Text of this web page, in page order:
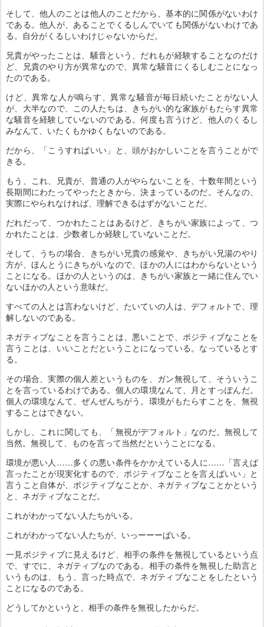
そして、他人のことは他人のことだから、基本的に関係がないわけ
である。他人が、あることでくるしんでいても関係がないわけであ
る。自分がくるしいわけじゃないからだ。
兄貴がやったことは、騒音という、だれもが経験することなのだけ
ど、兄貴のやり方が異常なので、異常な騒音にくるしむことになっ
たのである。
けど、異常な人が鳴らす、異常な騒音が毎日続いたことがない人
が、大半なので、この人たちは、きちがい的な家族がもたらす異常
な騒音を経験していないのである。何度も言うけど、他人のくるし
みなんて、いたくもかゆくもないのである。
だから、「こうすればいい」と、頭がおかしいことを言うことがで
きる。
もう、これ、兄貴が、普通の人がやらないことを、十数年間という
長期間にわたってやったときから、決まっているのだ。そんなの、
実際にやられなければ、理解できるはずがないことだ。
だれだって、つかれたことはあるけど、きちがい家族によって、つ
かれたことは、少数者しか経験していないことだ。
そして、うちの場合、きちがい兄貴の感覚や、きちがい兄湯のやり
方が、ほんとうにきちがいなので、ほかの人にはわからないという
ことになる。ほかの人というのは、きちがい家族と一緒に住んでい
ないほかの人という意味だ。
すべての人とは言わないけど、たいていの人は、デフォルトで、理
解しないのである。
ネガティブなことを言うことは、悪いことで、ポジティブなことを
言うことは、いいことだということになっている。なっているとす
る。
その場合、実際の個人差というものを、ガン無視して、そういうこ
とを言っているわけである。個人の環境なんて、月とすっぽんだ。
個人の環境なんて、ぜんぜんちがう。環境がもたらすことを、無視
することはできない。
しかし、これに関しても、「無視がデフォルト」なのだ。無視して
当然。無視して、ものを言って当然だということになる。
環境が悪い人……多くの悪い条件をかかえている人に……「言えば
言ったことが現実化するので、ポジティブなことを言えばいい」と
言うこと自体が、ポジティブなことか、ネガティブなことかという
と、ネガティブなことだ。
これがわかってない人たちがいる。
これがわかってない人たちが、いっーーーぱいる。
一見ポジティブに見えるけど、相手の条件を無視しているという点
で、すでに、ネガティブなのである。相手の条件を無視した助言と
いうものは、もう、言った時点で、ネガティブなことをしたという
ことになるのである。
どうしてかというと、相手の条件を無視したからだ。